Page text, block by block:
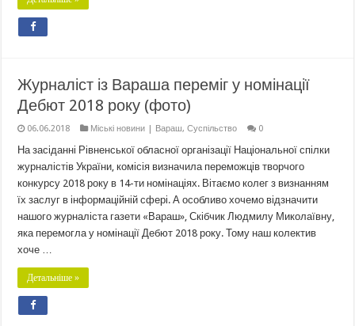
Журналіст із Вараша переміг у номінації
Дебют 2018 року (фото)
06.06.2018 Міські новини | Вараш,Суспільство 0
На засіданні Рівненської обласної організації Національної спілки
журналістів України, комісія визначила переможців творчого
конкурсу 2018 року в 14-ти номінаціях. Вітаємо колег з визнанням
їх заслуг в інформаційній сфері. А особливо хочемо відзначити
нашого журналіста газети «Вараш», Скібчик Людмилу Миколаївну,
яка перемогла у номінації Дебют 2018 року. Тому наш колектив
хоче …
Детальніше »